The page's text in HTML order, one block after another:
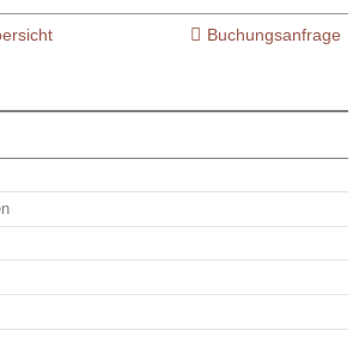
Buchungsanfrage